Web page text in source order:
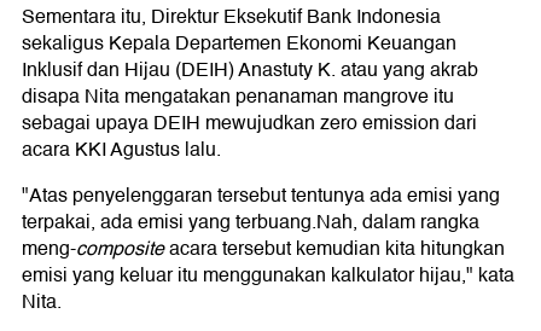
Sementara itu, Direktur Eksekutif Bank Indonesia
sekaligus Kepala Departemen Ekonomi Keuangan
Inklusif dan Hijau (DEIH) Anastuty K. atau yang akrab
disapa Nita mengatakan penanaman mangrove itu
sebagai upaya DEIH mewujudkan zero emission dari
acara KKI Agustus lalu.
"Atas penyelenggaran tersebut tentunya ada emisi yang
terpakai, ada emisi yang terbuang.Nah, dalam rangka
meng-compositeacara tersebut kemudian kita hitungkan
emisi yang keluar itu menggunakan kalkulator hijau," kata
Nita.